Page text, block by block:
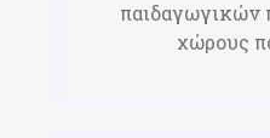
παιδαγωγικών
χώρους